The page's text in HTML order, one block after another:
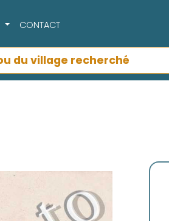
CONTACT